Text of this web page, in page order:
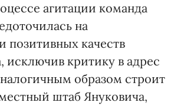
агитации команда
на
позитивных качеств
исключив критику в адрес
образом строит
штаб Януковича,